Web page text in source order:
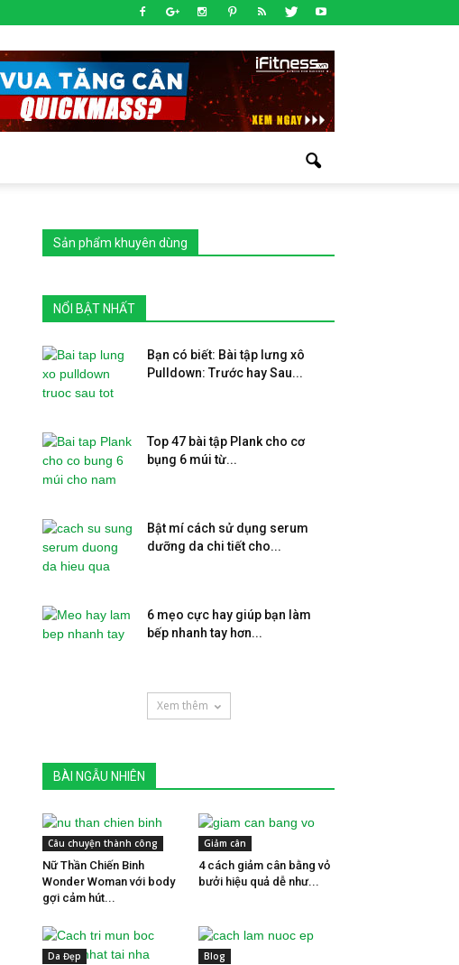
Sản phẩm khuyên dùng
NỔI BẬT NHẤT
Bạn có biết: Bài tập lưng xô
Pulldown: Trước hay Sau...
Top 47 bài tập Plank cho cơ
bụng 6 múi từ...
Bật mí cách sử dụng serum
dưỡng da chi tiết cho...
6 mẹo cực hay giúp bạn làm
bếp nhanh tay hơn...
Xem thêm
BÀI NGẪU NHIÊN
Câu chuyện thành công
Nữ Thần Chiến Binh
Wonder Woman với body
gợi cảm hút...
Giảm cân
4 cách giảm cân bằng vỏ
bưởi hiệu quả dễ như...
Da Đẹp Blog